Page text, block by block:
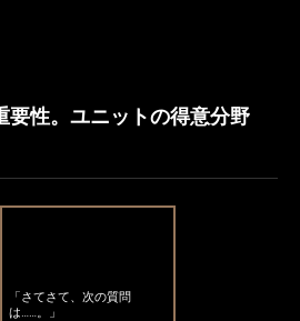
要性。ユニットの得意分野
「さてさて、次の質問
は……。」